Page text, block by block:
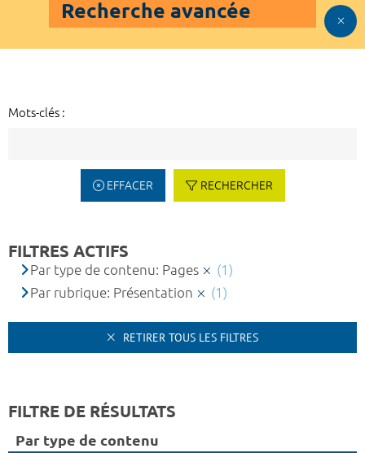
Recherche avancée
Mots-clés :
EFFACER RECHERCHER
FILTRES ACTIFS
Par type de contenu: Pages
(1)
Par rubrique: Présentation
(1)
RETIRER TOUS LES FILTRES
FILTRE DE RÉSULTATS
Par type de contenu